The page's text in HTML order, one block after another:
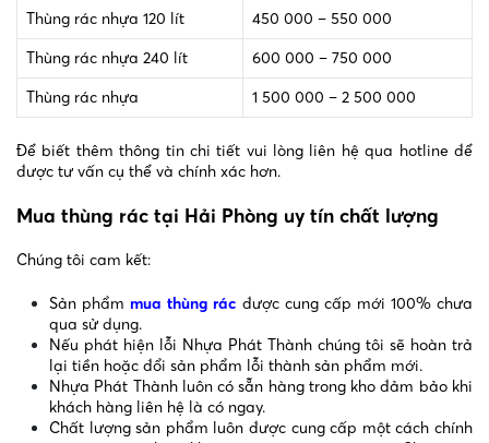
Thùng rác nhựa 120 lít
450 000 – 550 000
Thùng rác nhựa 240 lít
600 000 – 750 000
Thùng rác nhựa
1 500 000 – 2 500 000
Để biết thêm thông tin chi tiết vui lòng liên hệ qua hotline để
được tư vấn cụ thể và chính xác hơn.
Mua thùng rác tại Hải Phòng uy tín chất lượng
Chúng tôi cam kết:
Sản phẩm mua thùng rác được cung cấp mới 100% chưa
qua sử dụng.
Nếu phát hiện lỗi Nhựa Phát Thành chúng tôi sẽ hoàn trả
lại tiền hoặc đổi sản phẩm lỗi thành sản phẩm mới.
Nhựa Phát Thành luôn có sẵn hàng trong kho đảm bảo khi
khách hàng liên hệ là có ngay.
Chất lượng sản phẩm luôn được cung cấp một cách chính